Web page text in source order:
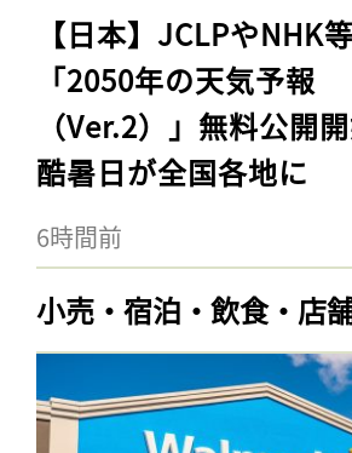
【日本】JCLPやNHK等
「2050年の天気予報
（Ver.2）」無料公開開
酷暑日が全国各地に
6時間前
小売・宿泊・飲食・店